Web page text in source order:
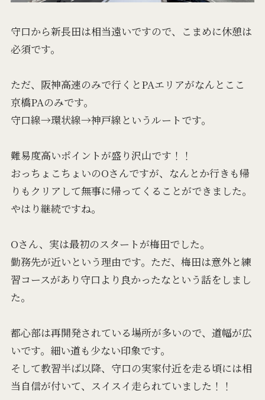
守口から新長田は相当遠いですので、こまめに休憩は
必須です。
ただ、阪神高速のみで行くとPAエリアがなんとここ
京橋PAのみです。
守口線→環状線→神戸線というルートです。
難易度高いポイントが盛り沢山です！！
おっちょこちょいのOさんですが、なんとか行きも帰
りもクリアして無事に帰ってくることができました。
やはり継続ですね。
Oさん、実は最初のスタートが梅田でした。
勤務先が近いという理由です。ただ、梅田は意外と練
習コースがあり守口より良かったなという話をしまし
た。
都心部は再開発されている場所が多いので、道幅が広
いです。細い道も少ない印象です。
そして教習半ば以降、守口の実家付近を走る頃には相
当自信が付いて、スイスイ走られていました！！